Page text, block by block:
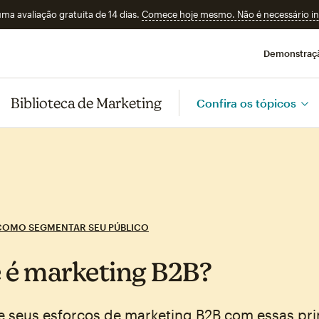
avaliação gratuita de 14 dias. Comece hoje mesmo. Não é necessário
Biblioteca de Marketing Confira os tópicos
SEGMENTAR SEU PÚBLICO
é marketing B2B?
seus esforços de marketing B2B com essas